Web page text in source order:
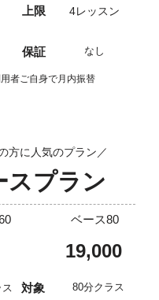
上限 4レッスン
保証 なし
者ご自身で月内振替
方に人気のプラン／
スプラン
ベース80
19,000
対象 80分クラス